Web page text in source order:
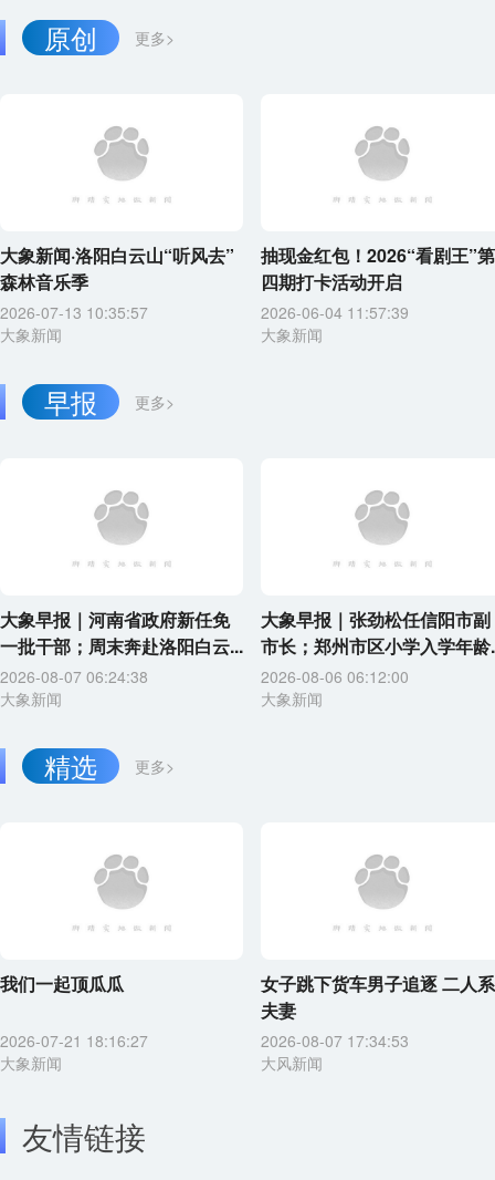
更多>
原创
大象新闻·洛阳白云山“听风去”
森林音乐季
2026-07-13 10:35:57
大象新闻
抽现金红包！2026“看剧王”第
四期打卡活动开启
2026-06-04 11:57:39
大象新闻
更多>
早报
大象早报｜河南省政府新任免
一批干部；周末奔赴洛阳白云...
2026-08-07 06:24:38
大象新闻
大象早报｜张劲松任信阳市副
市长；郑州市区小学入学年龄
2026-08-06 06:12:00
大象新闻
更多>
精选
我们一起顶瓜瓜
2026-07-21 18:16:27
大象新闻
女子跳下货车男子追逐 二人系
夫妻
2026-08-07 17:34:53
大风新闻
友情链接